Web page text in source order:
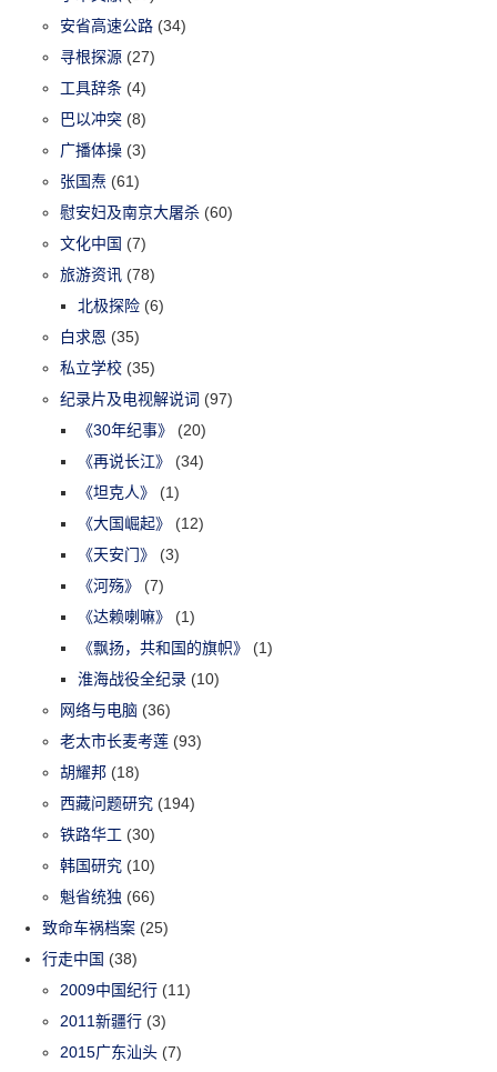
安省高速公路 (34)
寻根探源 (27)
工具辞条 (4)
巴以冲突 (8)
广播体操 (3)
张国焘 (61)
慰安妇及南京大屠杀 (60)
文化中国 (7)
旅游资讯 (78)
北极探险 (6)
白求恩 (35)
私立学校 (35)
纪录片及电视解说词 (97)
《30年纪事》
(20)
《再说长江》
(34)
《坦克人》
(1)
《大国崛起》
(12)
《天安门》
(3)
《河殇》
(7)
《达赖喇嘛》
(1)
《飘扬，共和国的旗帜》
(1)
淮海战役全纪录 (10)
网络与电脑 (36)
老太市长麦考莲 (93)
胡耀邦 (18)
西藏问题研究 (194)
铁路华工 (30)
韩国研究 (10)
魁省统独 (66)
致命车祸档案 (25)
行走中国 (38)
2009中国纪行 (11)
2011新疆行 (3)
2015广东汕头 (7)